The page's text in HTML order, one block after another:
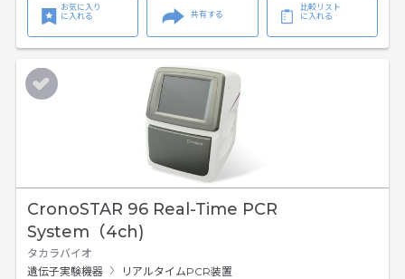
お気に入り
に入れる
共有する
比較リスト
に入れる
CronoSTAR 96 Real-Time PCR
System（4ch)
タカラバイオ
遺伝子実験機器
リアルタイムPCR装置